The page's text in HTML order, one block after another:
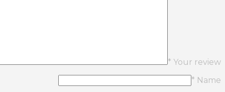
Your review
*
Name
*